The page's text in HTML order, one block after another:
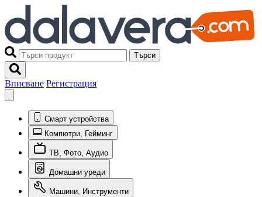
Търси
Вписване Регистрация
Смарт устройства
Компютри, Гейминг
ТВ, Фото, Аудио
Домашни уреди
Машини, Инструменти